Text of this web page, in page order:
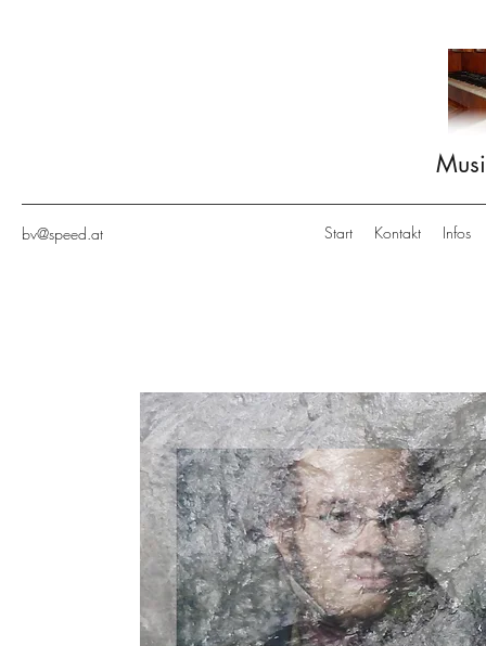
bv@speed.at Start Kontakt Infos